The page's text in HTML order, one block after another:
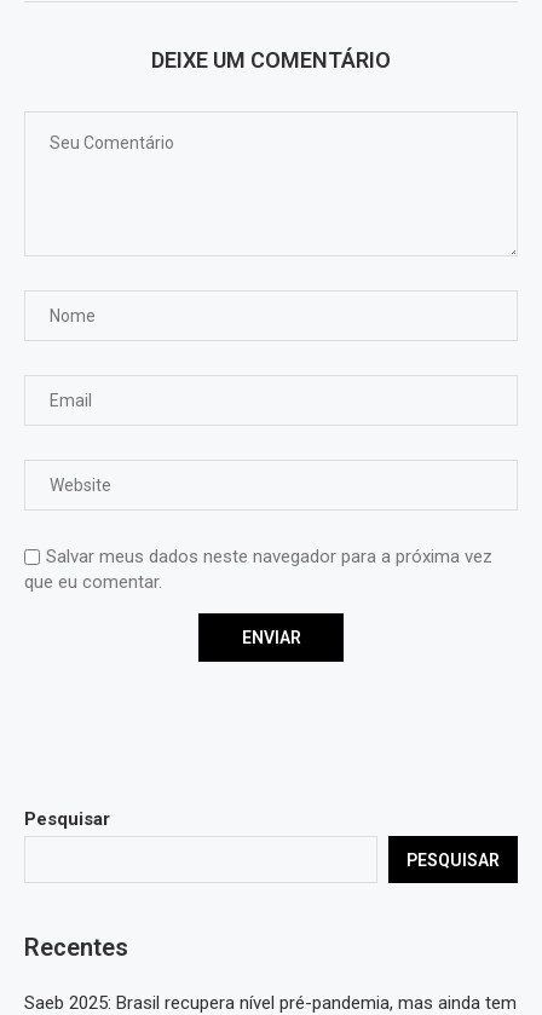
DEIXE UM COMENTÁRIO
Salvar meus dados neste navegador para a próxima vez
que eu comentar.
Pesquisar
PESQUISAR
Recentes
Saeb 2025: Brasil recupera nível pré-pandemia, mas ainda tem